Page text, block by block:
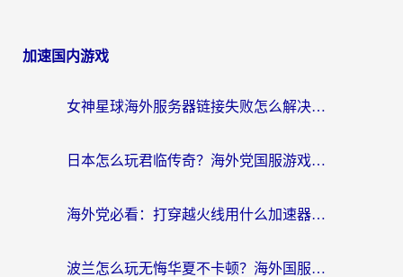
加速国内游戏
女神星球海外服务器链接失败怎么解决？海外党国服游戏加速避坑指南
日本怎么玩君临传奇？海外党国服游戏加速避坑指南（附菲律宾欧洲玩家实测）
海外党必看：打穿越火线用什么加速器？解决延迟卡顿，还能玩奇妙拼图世界和第五人格
波兰怎么玩无悔华夏不卡顿？海外国服游戏加速器终极指南（附征途2萤火突击解决方案）